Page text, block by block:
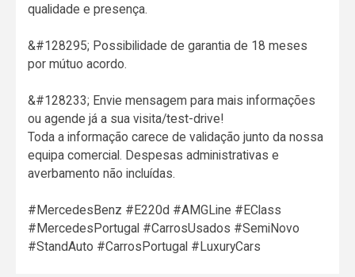
qualidade e presença.
&#128295; Possibilidade de garantia de 18 meses
por mútuo acordo.
&#128233; Envie mensagem para mais informações
ou agende já a sua visita/test-drive!
Toda a informação carece de validação junto da nossa
equipa comercial. Despesas administrativas e
averbamento não incluídas.
#MercedesBenz #E220d #AMGLine #EClass
#MercedesPortugal #CarrosUsados #SemiNovo
#StandAuto #CarrosPortugal #LuxuryCars